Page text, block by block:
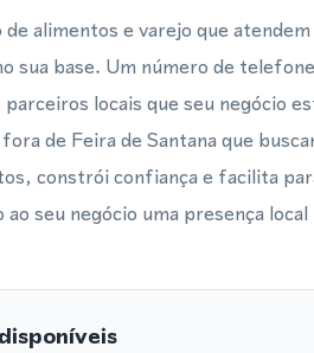
alimentos e varejo que
sua base. Um número de
locais que seu negócio
de Feira de Santana que
constrói confiança e facilita
seu negócio uma presença